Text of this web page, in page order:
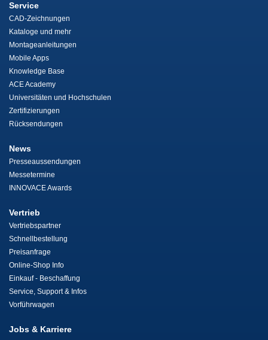
Service
CAD-Zeichnungen
Kataloge und mehr
Montageanleitungen
Mobile Apps
Knowledge Base
ACE Academy
Universitäten und Hochschulen
Zertifizierungen
Rücksendungen
News
Presseaussendungen
Messetermine
INNOVACE Awards
Vertrieb
Vertriebspartner
Schnellbestellung
Preisanfrage
Online-Shop Info
Einkauf - Beschaffung
Service, Support & Infos
Vorführwagen
Jobs & Karriere